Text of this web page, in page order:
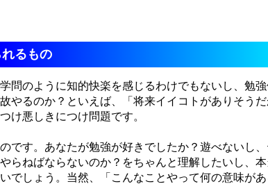
れるもの
問のように知的快楽を感じるわけでもないし、勉
やるのか？といえば、「将来イイコトがありそう
け悪しきにつけ問題です。
です。あなたが勉強が好きでしたか？遊べないし
らねばならないのか？をちゃんと理解したいし、
でしょう。当然、「こんなことやって何の意味が